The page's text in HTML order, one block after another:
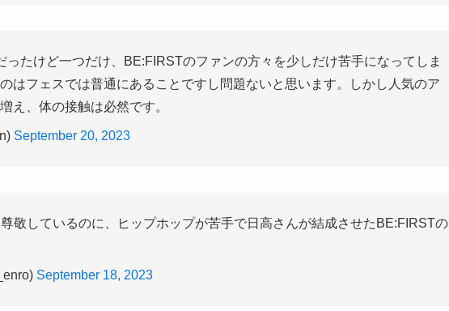
ったけど一つだけ、BE:FIRSTのファンの方々を少しだけ苦手になってしま
はフェスでは普通にあることですし問題ないと思います。しかし人気のア
え、体の接触は必然です。
September 20, 2023
敬しているのに、ヒップホップが苦手で日高さんが結成させたBE:FIRSTの
September 18, 2023